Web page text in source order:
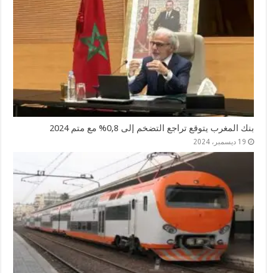
بنك المغرب يتوقع تراجع التضخم إلى 0,8% مع متم 2024
19 ديسمبر، 2024